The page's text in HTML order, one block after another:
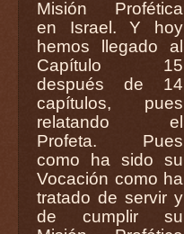
Misión Profética
en Israel. Y hoy
hemos llegado al
Capítulo 15
después de 14
capítulos, pues
relatando el
Profeta. Pues
como ha sido su
Vocación como ha
tratado de servir y
de cumplir su